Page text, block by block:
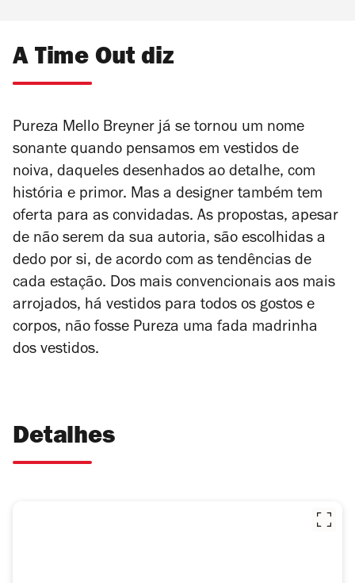
A Time Out diz
Pureza Mello Breyner já se tornou um nome
sonante quando pensamos em vestidos de
noiva, daqueles desenhados ao detalhe, com
história e primor. Mas a designer também tem
oferta para as convidadas. As propostas, apesar
de não serem da sua autoria, são escolhidas a
dedo por si, de acordo com as tendências de
cada estação. Dos mais convencionais aos mais
arrojados, há vestidos para todos os gostos e
corpos, não fosse Pureza uma fada madrinha
dos vestidos.
Detalhes